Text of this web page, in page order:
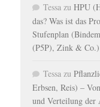
Tessa zu HPU
das? Was ist das
Stufenplan
(P5P), Zink & Co.)
Tessa zu
Erbsen, Reis) –
und Verteilung der